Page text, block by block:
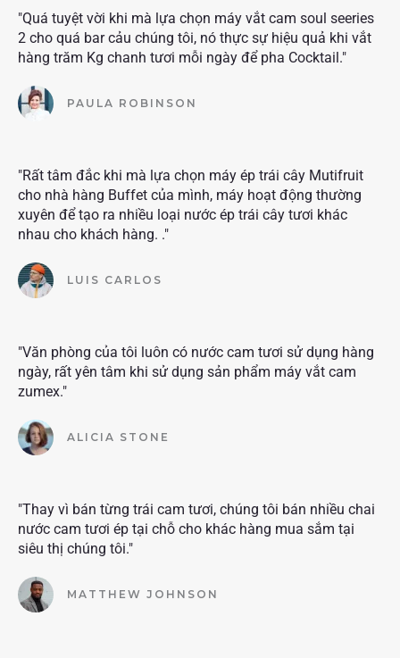
"Quá tuyệt vời khi mà lựa chọn máy vắt cam soul seeries
2 cho quá bar cảu chúng tôi, nó thực sự hiệu quả khi vắt
hàng trăm Kg chanh tươi mỗi ngày để pha Cocktail."
PAULA ROBINSON
"Rất tâm đắc khi mà lựa chọn máy ép trái cây Mutifruit
cho nhà hàng Buffet của mình, máy hoạt động thường
xuyên để tạo ra nhiều loại nước ép trái cây tươi khác
nhau cho khách hàng. ."
LUIS CARLOS
"Văn phòng của tôi luôn có nước cam tươi sử dụng hàng
ngày, rất yên tâm khi sử dụng sản phẩm máy vắt cam
zumex."
ALICIA STONE
"Thay vì bán từng trái cam tươi, chúng tôi bán nhiều chai
nước cam tươi ép tại chỗ cho khác hàng mua sắm tại
siêu thị chúng tôi."
MATTHEW JOHNSON